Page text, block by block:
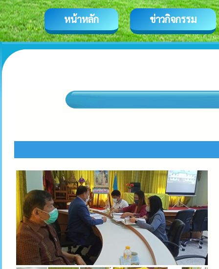
หน้าหลัก ข่าวกิจกรรม